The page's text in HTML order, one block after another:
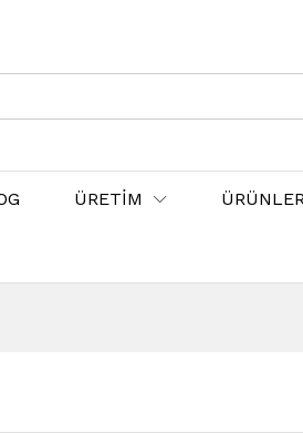
ÜRETİM